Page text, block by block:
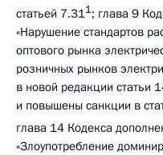
статьей 7.311; глава 9
«Нарушение стандартов
оптового рынка
розничных рынков
в новой редакции статьи
и повышены санкции в
глава 14 Кодекса
«Злоупотребление